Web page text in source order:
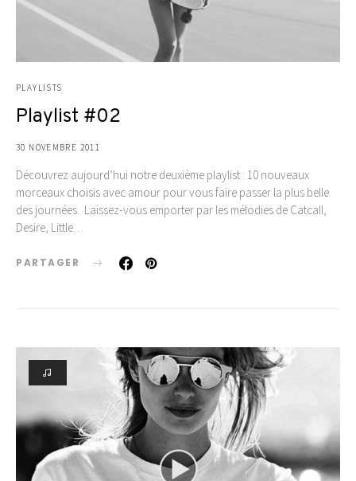
PLAYLISTS
Playlist #02
30 NOVEMBRE 2011
Découvrez aujourd’hui notre deuxième playlist : 10 nouveaux
morceaux choisis avec amour pour vous faire passer la plus belle
des journées. Laissez-vous emporter par les mélodies de Catcall,
Desire, Little…
PARTAGER